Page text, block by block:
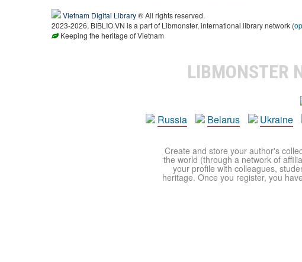
Vietnam Digital Library® All rights reserved.
2023-2026, BIBLIO.VN is a part of Libmonster, international library network (
Keeping the heritage of Vietnam
LIBMONSTER
Russia
Belarus Ukraine
Create and store your author's
the world (through a network of
your profile with colleagues,
heritage. Once you register, you